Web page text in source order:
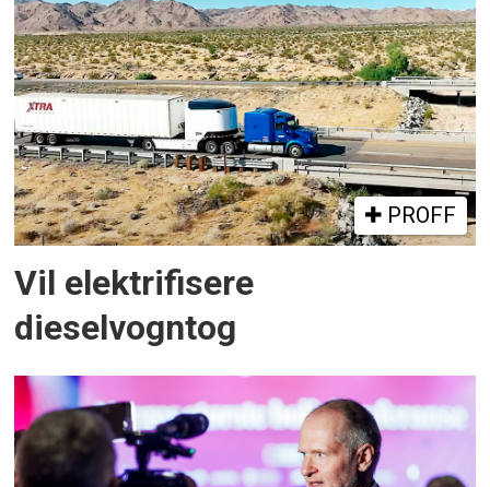
PROFF
Vil elektrifisere
dieselvogntog